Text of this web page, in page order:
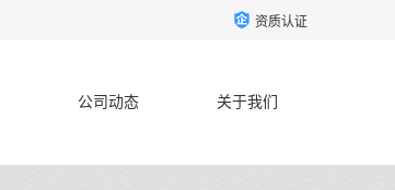
资质认证
公司动态 关于我们